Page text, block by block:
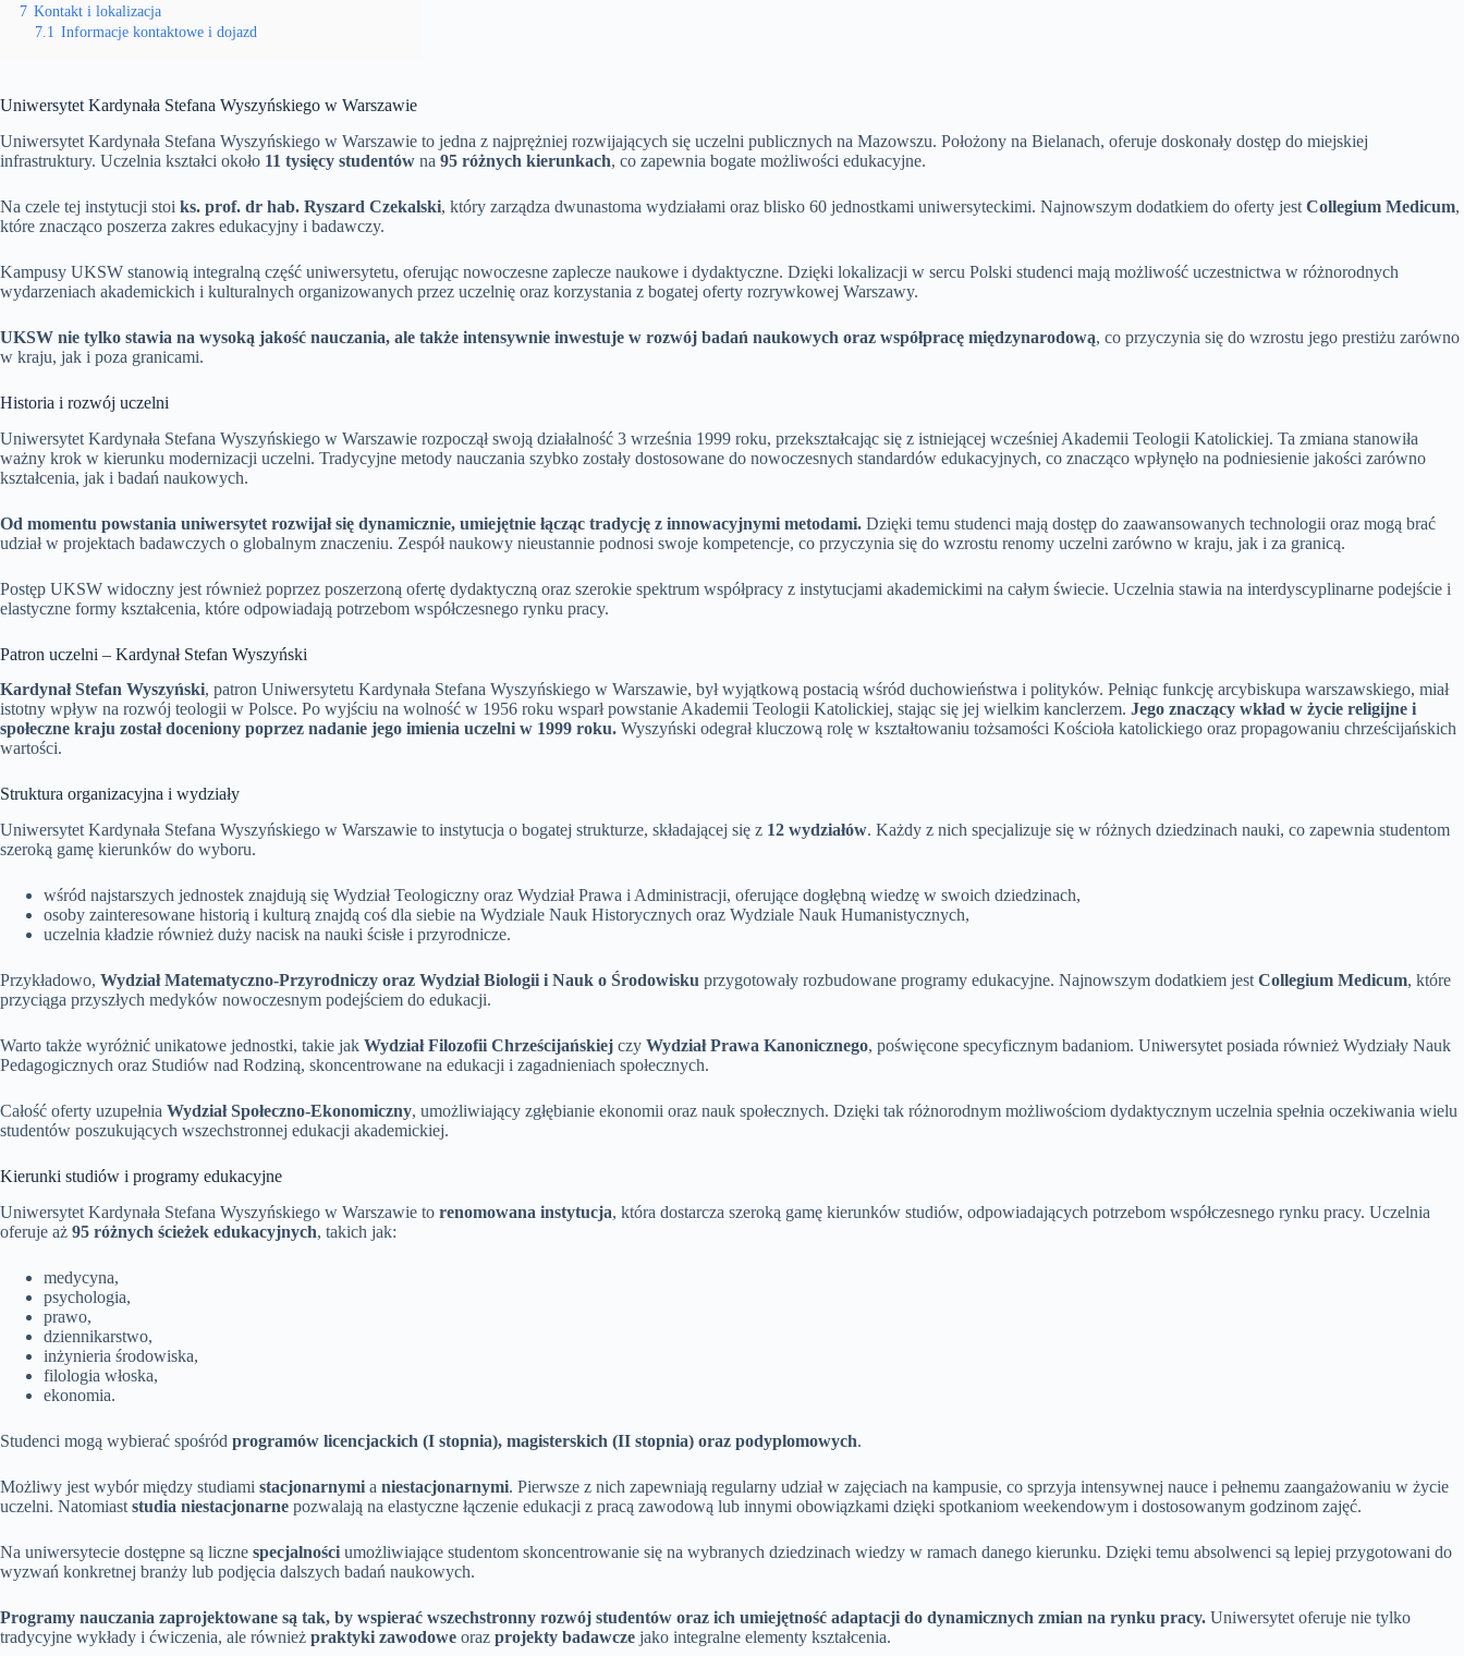
7 Kontakt i lokalizacja
7.1 Informacje kontaktowe i dojazd
Uniwersytet Kardynała Stefana Wyszyńskiego w Warszawie
Uniwersytet Kardynała Stefana Wyszyńskiego w Warszawie to jedna z najprężniej rozwijających się uczelni publicznych na Mazowszu. Położony na Bielanach, oferuje doskonały dostęp do miejskiej
infrastruktury. Uczelnia kształci około 11 tysięcy studentów na 95 różnych kierunkach, co zapewnia bogate możliwości edukacyjne.
Na czele tej instytucji stoi ks. prof. dr hab. Ryszard Czekalski, który zarządza dwunastoma wydziałami oraz blisko 60 jednostkami uniwersyteckimi. Najnowszym dodatkiem do oferty jest Collegium Medicum,
które znacząco poszerza zakres edukacyjny i badawczy.
Kampusy UKSW stanowią integralną część uniwersytetu, oferując nowoczesne zaplecze naukowe i dydaktyczne. Dzięki lokalizacji w sercu Polski studenci mają możliwość uczestnictwa w różnorodnych
wydarzeniach akademickich i kulturalnych organizowanych przez uczelnię oraz korzystania z bogatej oferty rozrywkowej Warszawy.
UKSW nie tylko stawia na wysoką jakość nauczania, ale także intensywnie inwestuje w rozwój badań naukowych oraz współpracę międzynarodową, co przyczynia się do wzrostu jego prestiżu zarówno
w kraju, jak i poza granicami.
Historia i rozwój uczelni
Uniwersytet Kardynała Stefana Wyszyńskiego w Warszawie rozpoczął swoją działalność 3 września 1999 roku, przekształcając się z istniejącej wcześniej Akademii Teologii Katolickiej. Ta zmiana stanowiła
ważny krok w kierunku modernizacji uczelni. Tradycyjne metody nauczania szybko zostały dostosowane do nowoczesnych standardów edukacyjnych, co znacząco wpłynęło na podniesienie jakości zarówno
kształcenia, jak i badań naukowych.
Od momentu powstania uniwersytet rozwijał się dynamicznie, umiejętnie łącząc tradycję z innowacyjnymi metodami. Dzięki temu studenci mają dostęp do zaawansowanych technologii oraz mogą brać
udział w projektach badawczych o globalnym znaczeniu. Zespół naukowy nieustannie podnosi swoje kompetencje, co przyczynia się do wzrostu renomy uczelni zarówno w kraju, jak i za granicą.
Postęp UKSW widoczny jest również poprzez poszerzoną ofertę dydaktyczną oraz szerokie spektrum współpracy z instytucjami akademickimi na całym świecie. Uczelnia stawia na interdyscyplinarne podejście i
elastyczne formy kształcenia, które odpowiadają potrzebom współczesnego rynku pracy.
Patron uczelni – Kardynał Stefan Wyszyński
Kardynał Stefan Wyszyński, patron Uniwersytetu Kardynała Stefana Wyszyńskiego w Warszawie, był wyjątkową postacią wśród duchowieństwa i polityków. Pełniąc funkcję arcybiskupa warszawskiego, miał
istotny wpływ na rozwój teologii w Polsce. Po wyjściu na wolność w 1956 roku wsparł powstanie Akademii Teologii Katolickiej, stając się jej wielkim kanclerzem. Jego znaczący wkład w życie religijne i
społeczne kraju został doceniony poprzez nadanie jego imienia uczelni w 1999 roku. Wyszyński odegrał kluczową rolę w kształtowaniu tożsamości Kościoła katolickiego oraz propagowaniu chrześcijańskich
wartości.
Struktura organizacyjna i wydziały
Uniwersytet Kardynała Stefana Wyszyńskiego w Warszawie to instytucja o bogatej strukturze, składającej się z 12 wydziałów. Każdy z nich specjalizuje się w różnych dziedzinach nauki, co zapewnia studentom
szeroką gamę kierunków do wyboru.
wśród najstarszych jednostek znajdują się Wydział Teologiczny oraz Wydział Prawa i Administracji, oferujące dogłębną wiedzę w swoich dziedzinach,
osoby zainteresowane historią i kulturą znajdą coś dla siebie na Wydziale Nauk Historycznych oraz Wydziale Nauk Humanistycznych,
uczelnia kładzie również duży nacisk na nauki ścisłe i przyrodnicze.
Przykładowo, Wydział Matematyczno-Przyrodniczy oraz Wydział Biologii i Nauk o Środowisku przygotowały rozbudowane programy edukacyjne. Najnowszym dodatkiem jest Collegium Medicum, które
przyciąga przyszłych medyków nowoczesnym podejściem do edukacji.
Warto także wyróżnić unikatowe jednostki, takie jak Wydział Filozofii Chrześcijańskiej czy Wydział Prawa Kanonicznego, poświęcone specyficznym badaniom. Uniwersytet posiada również Wydziały Nauk
Pedagogicznych oraz Studiów nad Rodziną, skoncentrowane na edukacji i zagadnieniach społecznych.
Całość oferty uzupełnia Wydział Społeczno-Ekonomiczny, umożliwiający zgłębianie ekonomii oraz nauk społecznych. Dzięki tak różnorodnym możliwościom dydaktycznym uczelnia spełnia oczekiwania wielu
studentów poszukujących wszechstronnej edukacji akademickiej.
Kierunki studiów i programy edukacyjne
Uniwersytet Kardynała Stefana Wyszyńskiego w Warszawie to renomowana instytucja, która dostarcza szeroką gamę kierunków studiów, odpowiadających potrzebom współczesnego rynku pracy. Uczelnia
oferuje aż 95 różnych ścieżek edukacyjnych, takich jak:
medycyna,
psychologia,
prawo,
dziennikarstwo,
inżynieria środowiska,
filologia włoska,
ekonomia.
Studenci mogą wybierać spośród programów licencjackich (I stopnia), magisterskich (II stopnia) oraz podyplomowych.
Możliwy jest wybór między studiami stacjonarnymi a niestacjonarnymi. Pierwsze z nich zapewniają regularny udział w zajęciach na kampusie, co sprzyja intensywnej nauce i pełnemu zaangażowaniu w życie
uczelni. Natomiast studia niestacjonarne pozwalają na elastyczne łączenie edukacji z pracą zawodową lub innymi obowiązkami dzięki spotkaniom weekendowym i dostosowanym godzinom zajęć.
Na uniwersytecie dostępne są liczne specjalności umożliwiające studentom skoncentrowanie się na wybranych dziedzinach wiedzy w ramach danego kierunku. Dzięki temu absolwenci są lepiej przygotowani do
wyzwań konkretnej branży lub podjęcia dalszych badań naukowych.
Programy nauczania zaprojektowane są tak, by wspierać wszechstronny rozwój studentów oraz ich umiejętność adaptacji do dynamicznych zmian na rynku pracy. Uniwersytet oferuje nie tylko
tradycyjne wykłady i ćwiczenia, ale również praktyki zawodowe oraz projekty badawcze jako integralne elementy kształcenia.